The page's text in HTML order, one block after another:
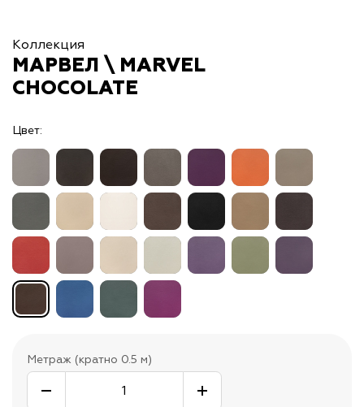
Коллекция
МАРВЕЛ \ MARVEL
CHOCOLATE
Цвет:
Метраж (кратно 0.5 м)